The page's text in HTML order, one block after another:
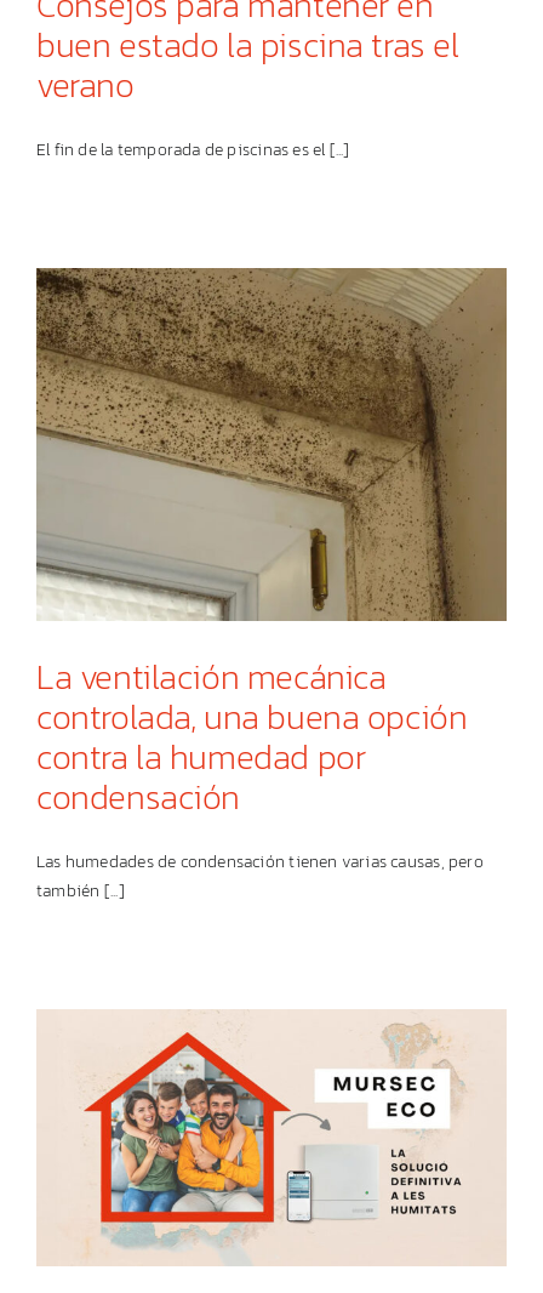
buen estado la piscina tras el
verano
El fin de la temporada de piscinas es el [...]
La ventilación mecánica
controlada, una buena opción
contra la humedad por
condensación
Las humedades de condensación tienen varias causas, pero
también [...]